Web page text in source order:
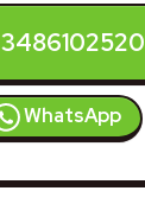
3486102520
WhatsApp